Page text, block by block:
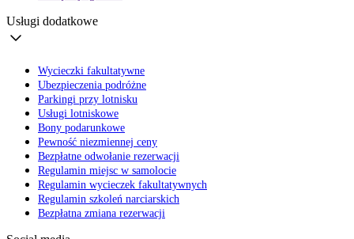
Usługi dodatkowe
Wycieczki fakultatywne
Ubezpieczenia podróżne
Parkingi przy lotnisku
Usługi lotniskowe
Bony podarunkowe
Pewność niezmiennej ceny
Bezpłatne odwołanie rezerwacji
Regulamin miejsc w samolocie
Regulamin wycieczek fakultatywnych
Regulamin szkoleń narciarskich
Bezpłatna zmiana rezerwacji